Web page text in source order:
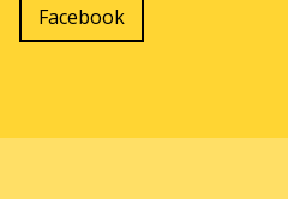
Facebook